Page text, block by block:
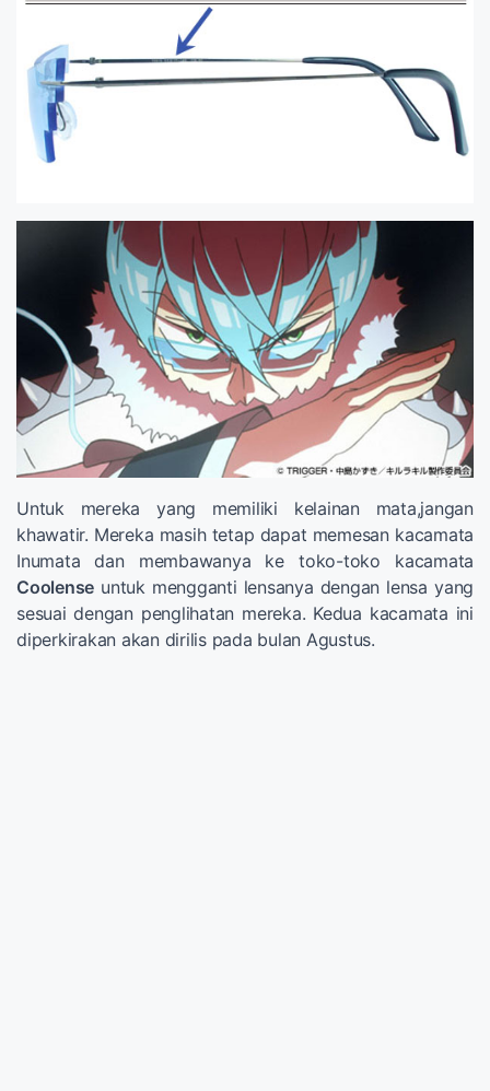
Untuk mereka yang memiliki kelainan mata,jangan
khawatir. Mereka masih tetap dapat memesan kacamata
Inumata dan membawanya ke toko-toko kacamata
Coolense untuk mengganti lensanya dengan lensa yang
sesuai dengan penglihatan mereka. Kedua kacamata ini
diperkirakan akan dirilis pada bulan Agustus.